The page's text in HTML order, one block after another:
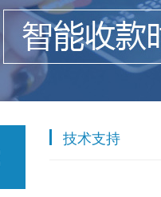
技术支持